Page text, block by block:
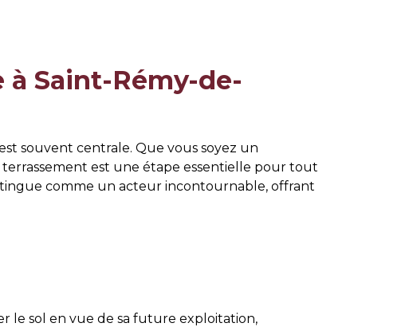
Saint-Rémy-de-
souvent centrale. Que vous soyez un
est une étape essentielle pour tout
comme un acteur incontournable, offrant
le sol en vue de sa future exploitation,